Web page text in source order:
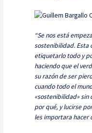
“Se nos está
sostenibilidad. Esta
etiquetarlo todo y
haciendo que el
su razón de ser
cuando todo el
«sostenibilidad» sin
por qué, y lucirse
les importara hacer